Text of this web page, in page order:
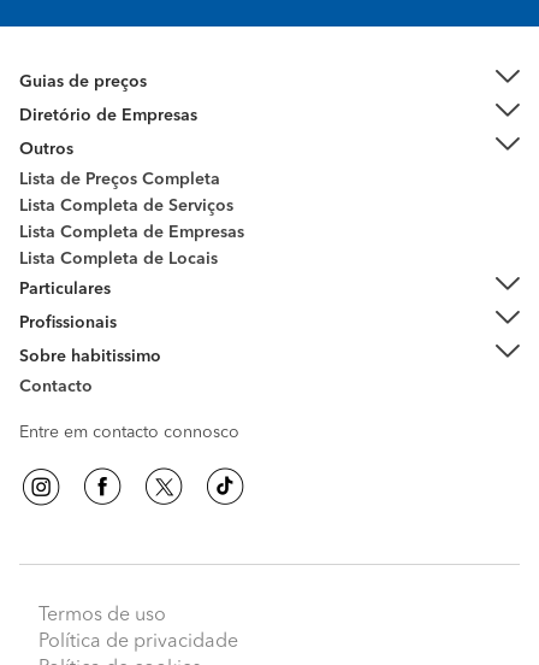
Guias de preços
Diretório de Empresas
Outros
Lista de Preços Completa
Lista Completa de Serviços
Lista Completa de Empresas
Lista Completa de Locais
Particulares
Profissionais
Sobre habitissimo
Contacto
Entre em contacto connosco
Termos de uso
Política de privacidade